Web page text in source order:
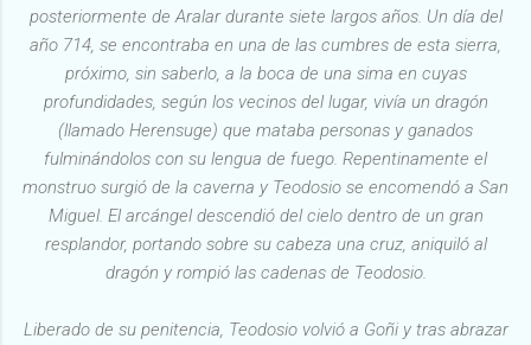
posteriormente de Aralar durante siete largos años. Un día del
año 714, se encontraba en una de las cumbres de esta sierra,
próximo, sin saberlo, a la boca de una sima en cuyas
profundidades, según los vecinos del lugar, vivía un dragón
(llamado Herensuge) que mataba personas y ganados
fulminándolos con su lengua de fuego. Repentinamente el
monstruo surgió de la caverna y Teodosio se encomendó a San
Miguel. El arcángel descendió del cielo dentro de un gran
resplandor, portando sobre su cabeza una cruz, aniquiló al
dragón y rompió las cadenas de Teodosio.
Liberado de su penitencia, Teodosio volvió a Goñi y tras abrazar